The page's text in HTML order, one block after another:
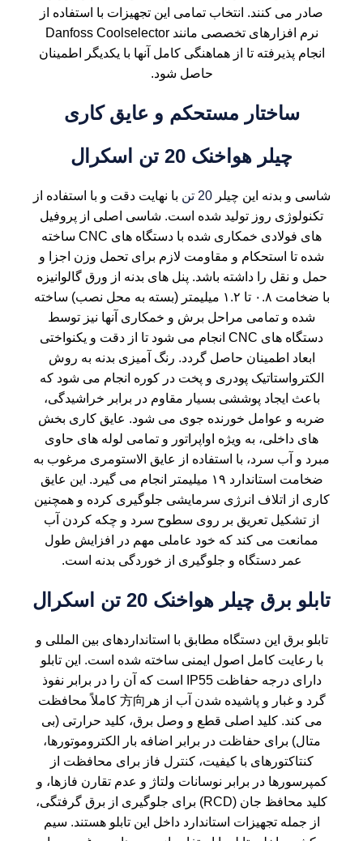
صادر می کنند. انتخاب تمامی این تجهیزات با استفاده از
نرم افزارهای تخصصی مانند Danfoss Coolselector
انجام پذیرفته تا از هماهنگی کامل آنها با یکدیگر اطمینان
حاصل شود.
ساختار مستحکم و عایق کاری
چیلر هواخنک 20 تن اسکرال
شاسی و بدنه این چیلر 20 تن
با نهایت دقت و با استفاده از
تکنولوژی روز تولید شده است. شاسی اصلی از پروفیل
های فولادی خمکاری شده با دستگاه های CNC ساخته
شده تا استحکام و مقاومت لازم برای تحمل وزن اجزا و
حمل و نقل را داشته باشد. پنل های بدنه از ورق گالوانیزه
با ضخامت ۰.۸ تا ۱.۲ میلیمتر (بسته به محل نصب) ساخته
شده و تمامی مراحل برش و خمکاری آنها نیز توسط
دستگاه های CNC انجام می شود تا از دقت و یکنواختی
ابعاد اطمینان حاصل گردد. رنگ آمیزی بدنه به روش
الکترواستاتیک پودری و پخت در کوره انجام می شود که
باعث ایجاد پوششی بسیار مقاوم در برابر خراشیدگی،
ضربه و عوامل خورنده جوی می شود. عایق کاری بخش
های داخلی، به ویژه اواپراتور و تمامی لوله های حاوی
مبرد و آب سرد، با استفاده از عایق الاستومری مرغوب به
ضخامت استاندارد ۱۹ میلیمتر انجام می گیرد. این عایق
کاری از اتلاف انرژی سرمایشی جلوگیری کرده و همچنین
از تشکیل تعریق بر روی سطوح سرد و چکه کردن آب
ممانعت می کند که خود عاملی مهم در افزایش طول
عمر دستگاه و جلوگیری از خوردگی بدنه است.
تابلو برق چیلر هواخنک 20 تن اسکرال
تابلو برق این دستگاه مطابق با استانداردهای بین المللی و
با رعایت کامل اصول ایمنی ساخته شده است. این تابلو
دارای درجه حفاظت IP55 است که آن را در برابر نفوذ
گرد و غبار و پاشیده شدن آب از هر方向 کاملاً محافظت
می کند. کلید اصلی قطع و وصل برق، کلید حرارتی (بی
متال) برای حفاظت در برابر اضافه بار الکتروموتورها،
کنتاکتورهای با کیفیت، کنترل فاز برای محافظت از
کمپرسورها در برابر نوسانات ولتاژ و عدم تقارن فازها، و
کلید محافظ جان (RCD) برای جلوگیری از برق گرفتگی،
از جمله تجهیزات استاندارد داخل این تابلو هستند. سیم